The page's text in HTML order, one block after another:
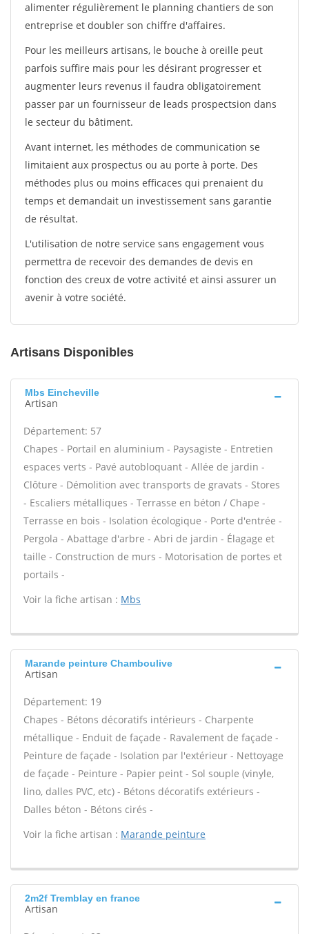
alimenter régulièrement le planning chantiers de son
entreprise et doubler son chiffre d'affaires.
Pour les meilleurs artisans, le bouche à oreille peut
parfois suffire mais pour les désirant progresser et
augmenter leurs revenus il faudra obligatoirement
passer par un fournisseur de leads prospectsion dans
le secteur du bâtiment.
Avant internet, les méthodes de communication se
limitaient aux prospectus ou au porte à porte. Des
méthodes plus ou moins efficaces qui prenaient du
temps et demandait un investissement sans garantie
de résultat.
L'utilisation de notre service sans engagement vous
permettra de recevoir des demandes de devis en
fonction des creux de votre activité et ainsi assurer un
avenir à votre société.
Artisans Disponibles
Mbs Eincheville
Artisan
Département: 57
Chapes - Portail en aluminium - Paysagiste - Entretien
espaces verts - Pavé autobloquant - Allée de jardin -
Clôture - Démolition avec transports de gravats - Stores
- Escaliers métalliques - Terrasse en béton / Chape -
Terrasse en bois - Isolation écologique - Porte d'entrée -
Pergola - Abattage d'arbre - Abri de jardin - Élagage et
taille - Construction de murs - Motorisation de portes et
portails -
Voir la fiche artisan : Mbs
Marande peinture Chamboulive
Artisan
Département: 19
Chapes - Bétons décoratifs intérieurs - Charpente
métallique - Enduit de façade - Ravalement de façade -
Peinture de façade - Isolation par l'extérieur - Nettoyage
de façade - Peinture - Papier peint - Sol souple (vinyle,
lino, dalles PVC, etc) - Bétons décoratifs extérieurs -
Dalles béton - Bétons cirés -
Voir la fiche artisan : Marande peinture
2m2f Tremblay en france
Artisan